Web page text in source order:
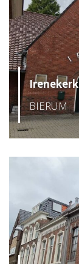
Irenekerk
BIERUM